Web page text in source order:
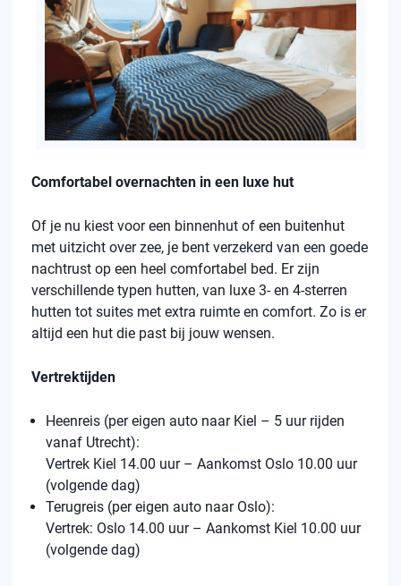
Comfortabel overnachten in een luxe hut
Of je nu kiest voor een binnenhut of een buitenhut
met uitzicht over zee, je bent verzekerd van een goede
nachtrust op een heel comfortabel bed. Er zijn
verschillende typen hutten, van luxe 3- en 4-sterren
hutten tot suites met extra ruimte en comfort. Zo is er
altijd een hut die past bij jouw wensen.
Vertrektijden
Heenreis (per eigen auto naar Kiel – 5 uur rijden
vanaf Utrecht):
Vertrek Kiel 14.00 uur – Aankomst Oslo 10.00 uur
(volgende dag)
Terugreis (per eigen auto naar Oslo):
Vertrek: Oslo 14.00 uur – Aankomst Kiel 10.00 uur
(volgende dag)